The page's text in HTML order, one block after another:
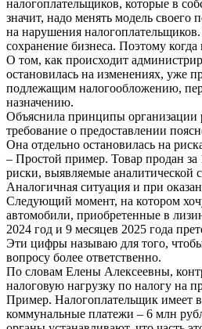
налогоплательщиков, которые в
значит, надо менять модель
на нарушения
сохранение бизнеса. Поэтому
О том, как происходит
остановилась на изменениях, уже
подлежащим налогообложению,
назначению.
Объяснила принципы организации
требование о предоставлении
Она отдельно остановилась на
– Простой пример. Товар продан за
риски, выявляемые аналитической
Аналогичная ситуация и при
Следующий момент, на котором
автомобили, приобретенные в
2024 год и 9 месяцев 2025 года
Эти цифры называю для того, чтобы
вопросу более ответственно.
По словам Елены Алексеевны,
налоговую нагрузку по налогу на
Пример. Налогоплательщик имеет в
коммунальные платежи – 6 млн